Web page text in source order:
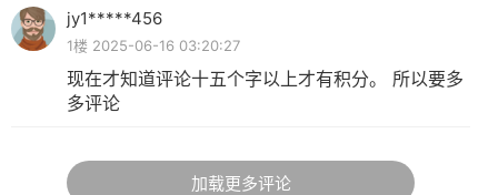
jy1*****456
1楼 2025-06-16 03:20:27
现在才知道评论十五个字以上才有积分。 所以要多
多评论
加载更多评论